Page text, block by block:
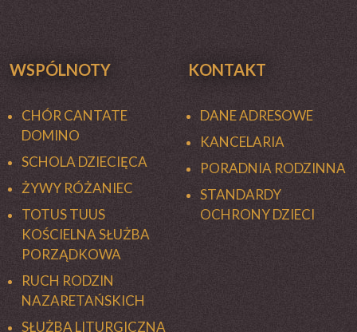
WSPÓLNOTY
CHÓR CANTATE
DOMINO
SCHOLA DZIECIĘCA
ŻYWY RÓŻANIEC
TOTUS TUUS
KOŚCIELNA SŁUŻBA
PORZĄDKOWA
RUCH RODZIN
NAZARETAŃSKICH
SŁUŻBA LITURGICZNA
KONTAKT
DANE ADRESOWE
KANCELARIA
PORADNIA RODZINNA
STANDARDY
OCHRONY DZIECI